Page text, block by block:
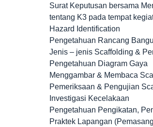
Surat Keputusan bersama
tentang K3 pada tempat
Hazard Identification
Pengetahuan Rancang
Jenis – jenis Scaffolding &
Pengetahuan Diagram Gaya
Menggambar & Membaca
Pemeriksaan & Pengujian
Investigasi Kecelakaan
Pengetahuan Pengikatan,
Praktek Lapangan